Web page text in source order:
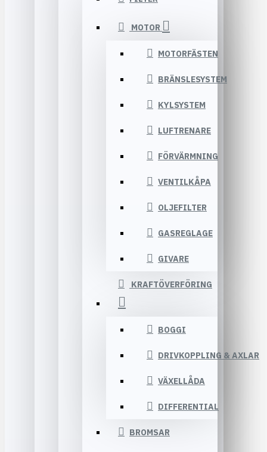
MOTOR
MOTORFÄSTEN
BRÄNSLESYSTEM
KYLSYSTEM
LUFTRENARE
FÖRVÄRMNING
VENTILKÅPA
OLJEFILTER
GASREGLAGE
GIVARE
KRAFTÖVERFÖRING
BOGGI
DRIVKOPPLING & AXLAR
VÄXELLÅDA
DIFFERENTIAL
BROMSAR